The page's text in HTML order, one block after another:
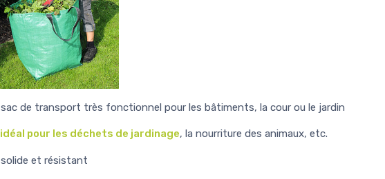
sac de transport très fonctionnel pour les bâtiments, la cour ou le jardin
idéal pour les déchets de jardinage, la nourriture des animaux, etc.
solide et résistant